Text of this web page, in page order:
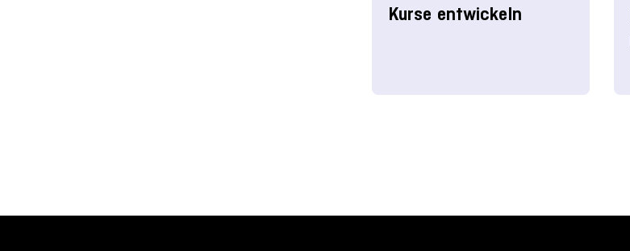
Kurse entwickeln